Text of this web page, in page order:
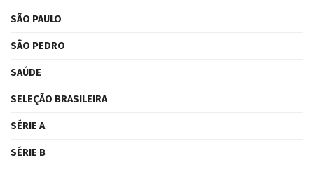
SÃO PAULO
SÃO PEDRO
SAÚDE
SELEÇÃO BRASILEIRA
SÉRIE A
SÉRIE B